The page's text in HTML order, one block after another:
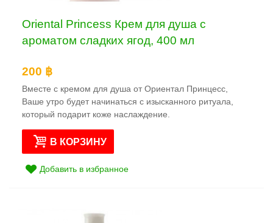
Oriental Princess Крем для душа с
ароматом сладких ягод, 400 мл
200 ฿
Вместе с кремом для душа от Ориентал Принцесс,
Ваше утро будет начинаться с изысканного ритуала,
который подарит коже наслаждение.
В КОРЗИНУ
Добавить в избранное